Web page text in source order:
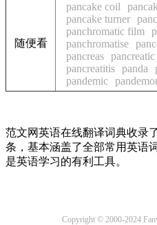
随便看
pancake coil
pancake turner
panchromatic film
panchromatise
pancreas pancreatic
pancreatitis panda
pandemic
范文网英语在线翻译词典收录
条，基本涵盖了全部常用英语
是英语学习的有利工具。
Copyright © 2000-2024